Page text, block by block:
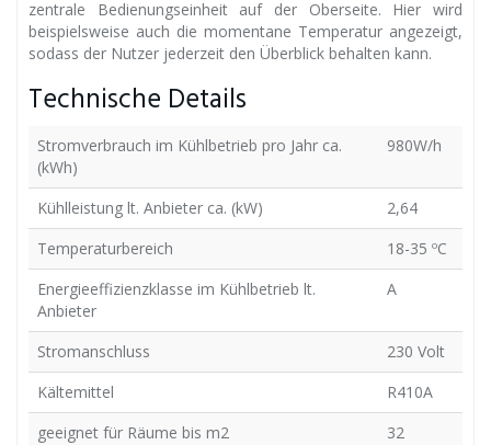
zentrale Bedienungseinheit auf der Oberseite. Hier wird
beispielsweise auch die momentane Temperatur angezeigt,
sodass der Nutzer jederzeit den Überblick behalten kann.
Technische Details
Stromverbrauch im Kühlbetrieb pro Jahr ca.
(kWh)
980W/h
Kühlleistung lt. Anbieter ca. (kW)
2,64
Temperaturbereich
18-35 ºC
Energieeffizienzklasse im Kühlbetrieb lt.
Anbieter
A
Stromanschluss
230 Volt
Kältemittel
R410A
geeignet für Räume bis m2
32